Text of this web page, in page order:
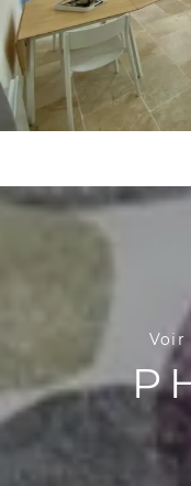
Voir